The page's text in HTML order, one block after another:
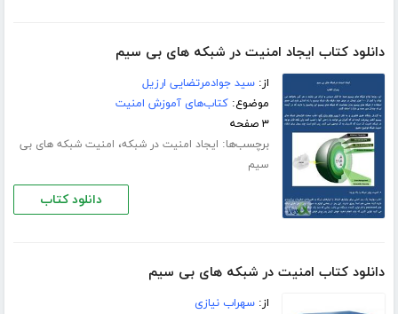
دانلود کتاب ایجاد امنیت در شبکه های بی سیم
از:سید جوادمرتضایی ارزیل
موضوع:کتاب‌های آموزش امنیت
۳ صفحه
برچسب‌ها: ایجاد امنیت در شبکه، امنیت شبکه های بی
سیم
دانلود کتاب
دانلود کتاب امنیت در شبکه های بی سیم
از:سهراب نیازی